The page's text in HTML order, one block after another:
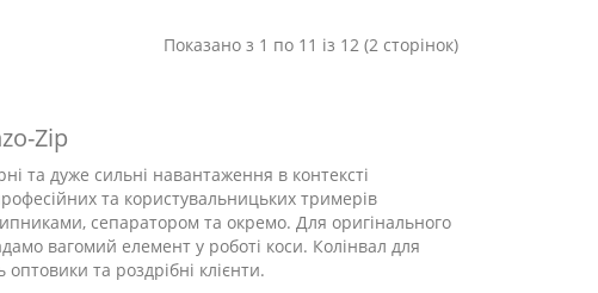
Показано з 1 по 11 із 12 (2 сторінок)
Zip
та дуже сильні навантаження в контексті
та користувальницьких тримерів
сепаратором та окремо. Для оригінального
вагомий елемент у роботі коси. Колінвал для
та роздрібні клієнти.